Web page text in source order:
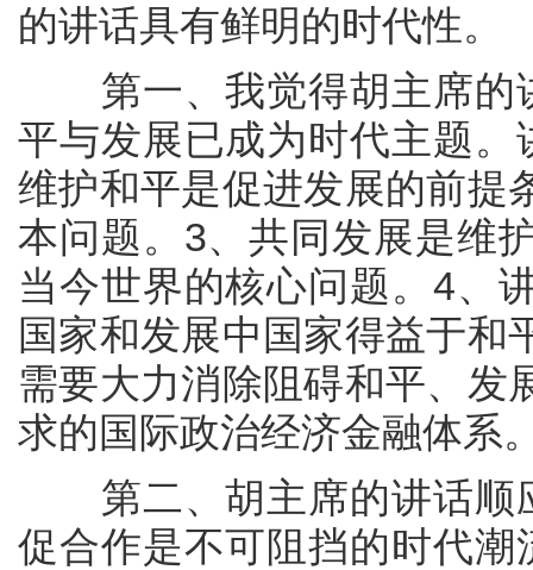
的讲话具有鲜明的时代性。
第一、我觉得胡主席的
平与发展已成为时代主题
维护和平是促进发展的前提
本问题。3、共同发展是维
当今世界的核心问题。4、
国家和发展中国家得益于和
需要大力消除阻碍和平、发
求的国际政治经济金融体系
第二、胡主席的讲话顺
促合作是不可阻挡的时代